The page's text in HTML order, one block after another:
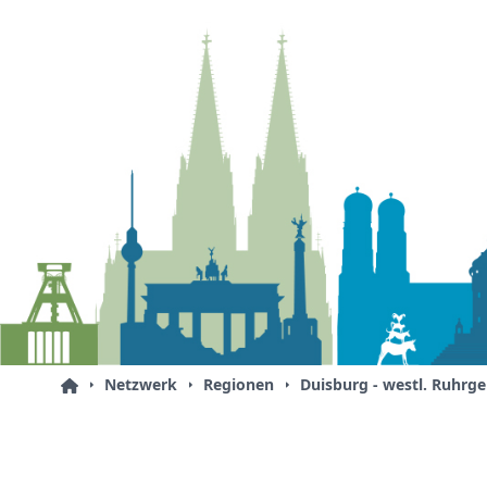
Netzwerk Regionen Duisburg - westl.